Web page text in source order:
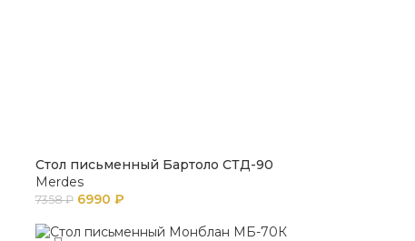
Стол письменный Бартоло СТД-90
Merdes
7358₽ 6990 ₽